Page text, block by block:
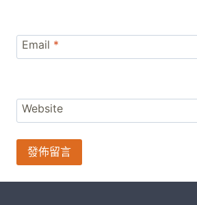
Email *
Website